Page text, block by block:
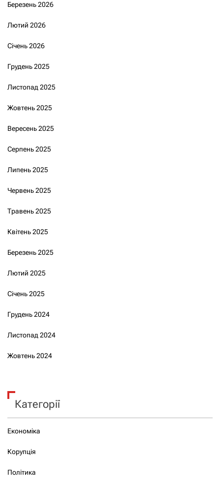
Березень 2026
Лютий 2026
Січень 2026
Грудень 2025
Листопад 2025
Жовтень 2025
Вересень 2025
Серпень 2025
Липень 2025
Червень 2025
Травень 2025
Квітень 2025
Березень 2025
Лютий 2025
Січень 2025
Грудень 2024
Листопад 2024
Жовтень 2024
Категорії
Економіка
Корупція
Політика